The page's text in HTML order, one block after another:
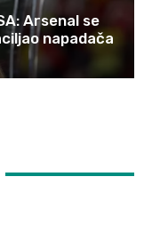
Arsenal se
napadača